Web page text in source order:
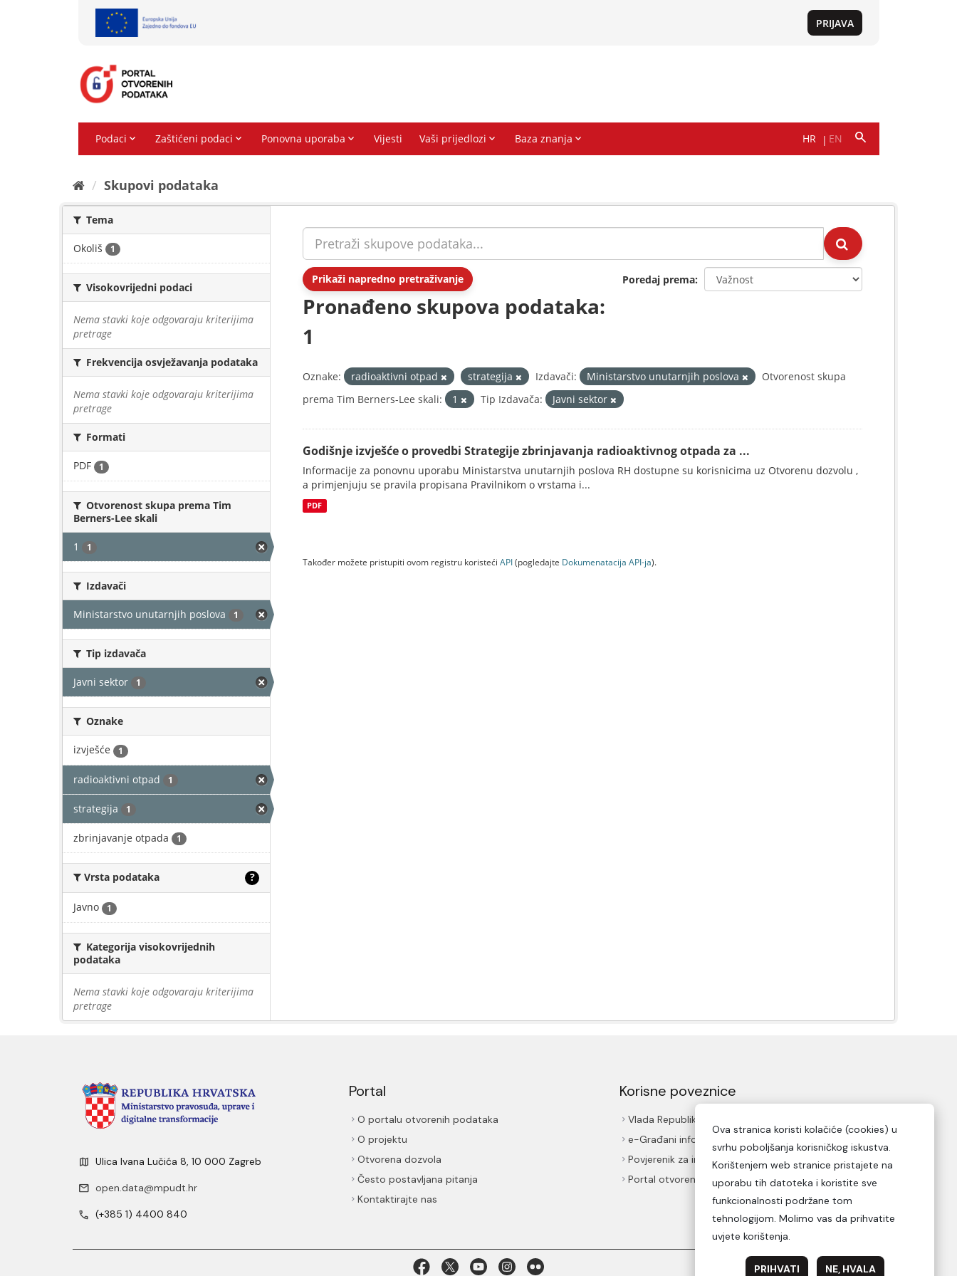
Skupovi podаtаkа
Tema
Okoliš 1
Visokovrijedni podaci
Nema stavki koje odgovaraju kriterijima
pretrage
Frekvencija osvježavanja podataka
Nema stavki koje odgovaraju kriterijima
pretrage
Formati
PDF 1
Otvorenost skupa prema Tim
Berners-Lee skali
1 1
Izdavači
Ministarstvo unutarnjih poslova 1
Tip izdavača
Javni sektor 1
Oznake
izvješće 1
radioaktivni otpad 1
strategija 1
zbrinjavanje otpada 1
Vrsta podataka ?
Javno 1
Kategorija visokovrijednih
podataka
Nema stavki koje odgovaraju kriterijima
pretrage
Prikaži napredno pretraživanje Poredaj prema
Pronađeno skupova podataka:
1
Oznake: radioaktivni otpad strategija Izdavači: Ministarstvo unutarnjih poslova
Otvorenost skupa
prema Tim Berners-Lee skali:
1 Tip Izdavača: Javni sektor
Godišnje izvješće o provedbi Strategije zbrinjavanja radioaktivnog otpada za ...
Informacije za ponovnu uporabu Ministarstva unutarnjih poslova RH dostupne su korisnicima uz Otvorenu dozvolu ,
a primjenjuju se pravila propisana Pravilnikom o vrstama i...
PDF
Također možete pristupiti ovom registru koristeći API(pogledajte Dokumenаtаcijа API-jа).